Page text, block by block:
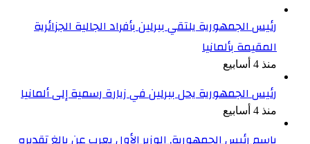
رئيس الجمهورية يلتقي ببرلين بأفراد الجالية الجزائرية
المقيمة بألمانيا
منذ 4 أسابيع
رئيس الجمهورية يحل ببرلين في زيارة رسمية إلى ألمانيا
منذ 4 أسابيع
باسم رئيس الجمهورية, الوزير الأول يعرب عن بالغ تقديره